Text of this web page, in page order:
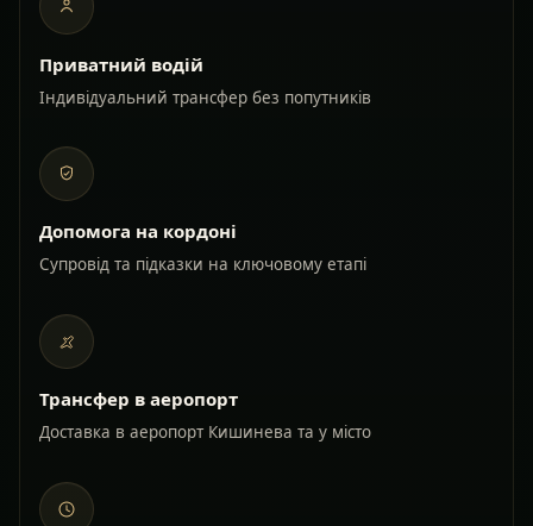
Приватний водій
Індивідуальний трансфер без попутників
Допомога на кордоні
Супровід та підказки на ключовому етапі
Трансфер в аеропорт
Доставка в аеропорт Кишинева та у місто